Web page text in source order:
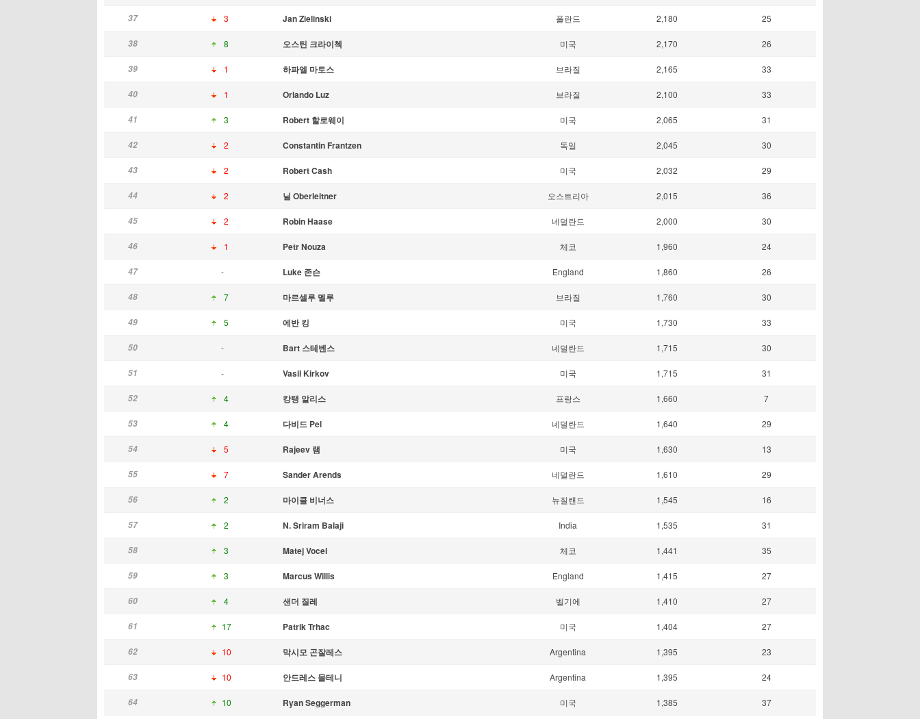
37 3 Jan Zielinski 폴란드 2,180 25
38 8 오스틴 크라이첵 미국 2,170 26
39 1 하파엘 마토스 브라질 2,165 33
40 1 Orlando Luz 브라질 2,100 33
41 3 Robert 할로웨이 미국 2,065 31
42 2 Constantin Frantzen 독일 2,045 30
43 2 Robert Cash 미국 2,032 29
44 2 닐 Oberleitner 오스트리아 2,015 36
45 2 Robin Haase 네덜란드 2,000 30
46 1 Petr Nouza 체코 1,960 24
47 - Luke 존슨 England 1,860 26
48 7 마르셀루 멜루 브라질 1,760 30
49 5 에반 킹 미국 1,730 33
50 - Bart 스테벤스 네덜란드 1,715 30
51 - Vasil Kirkov 미국 1,715 31
52 4 캉탱 알리스 프랑스 1,660 7
53 4 다비드 Pel 네덜란드 1,640 29
54 5 Rajeev 램 미국 1,630 13
55 7 Sander Arends 네덜란드 1,610 29
56 2 마이클 비너스 뉴질랜드 1,545 16
57 2 N. Sriram Balaji India 1,535 31
58 3 Matej Vocel 체코 1,441 35
59 3 Marcus Willis England 1,415 27
60 4 샌더 질레 벨기에 1,410 27
61 17 Patrik Trhac 미국 1,404 27
62 10 막시모 곤잘레스 Argentina 1,395 23
63 10 안드레스 몰테니 Argentina 1,395 24
64 10 Ryan Seggerman 미국 1,385 37